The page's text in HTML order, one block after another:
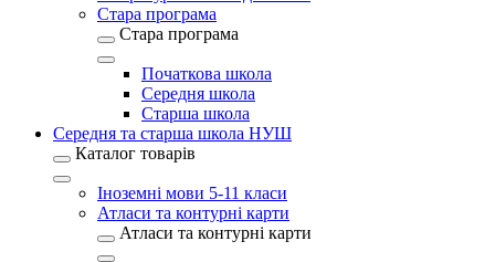
Стара програма
Стара програма
Початкова школа
Середня школа
Старша школа
Середня та старша школа НУШ
Каталог товарів
Іноземні мови 5-11 класи
Атласи та контурні карти
Атласи та контурні карти